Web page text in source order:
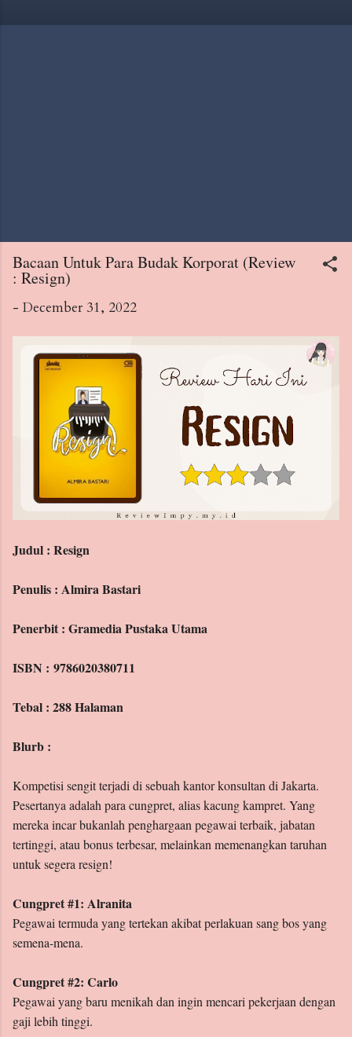
Bacaan Untuk Para Budak Korporat (Review
: Resign)
- December 31, 2022
Judul : Resign
Penulis : Almira Bastari
Penerbit : Gramedia Pustaka Utama
ISBN : 9786020380711
Tebal : 288 Halaman
Blurb :
Kompetisi sengit terjadi di sebuah kantor konsultan di Jakarta.
Pesertanya adalah para cungpret, alias kacung kampret. Yang
mereka incar bukanlah penghargaan pegawai terbaik, jabatan
tertinggi, atau bonus terbesar, melainkan memenangkan taruhan
untuk segera resign!
Cungpret #1: Alranita
Pegawai termuda yang tertekan akibat perlakuan sang bos yang
semena-mena.
Cungpret #2: Carlo
Pegawai yang baru menikah dan ingin mencari pekerjaan dengan
gaji lebih tinggi.
Archive